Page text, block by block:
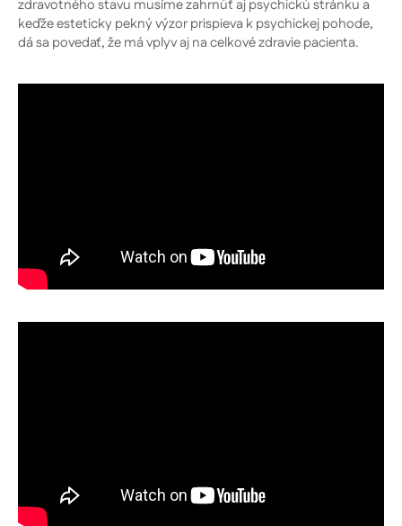
zdravotného stavu musíme zahrnúť aj psychickú stránku a
keďžeesteticky pekný výzor prispieva k psychickej pohode,
dá sa povedať, že má vplyv aj na celkové zdravie pacienta.